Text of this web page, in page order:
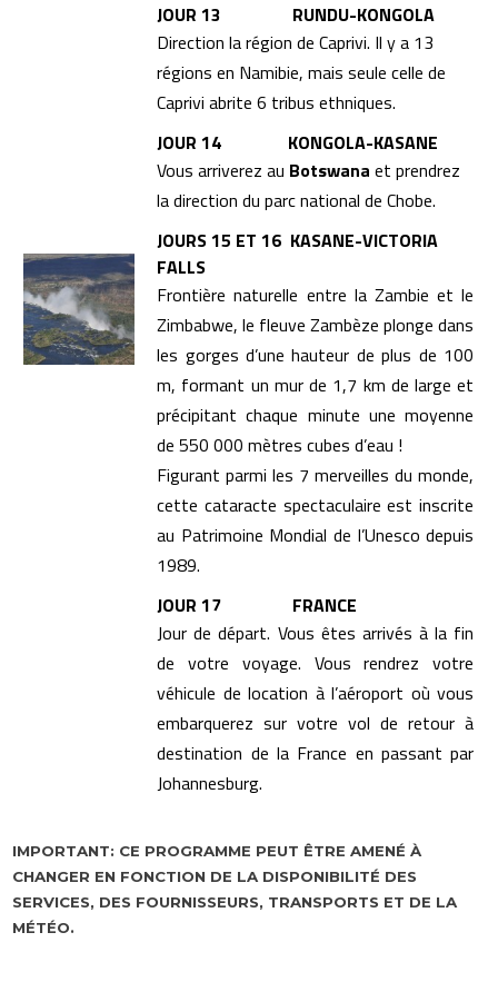
JOUR 13 RUNDU-KONGOLA
Direction la région de Caprivi. Il y a 13
régions en Namibie, mais seule celle de
Caprivi abrite 6 tribus ethniques.
JOUR 14 KONGOLA-KASANE
Vous arriverez au Botswana et prendrez
la direction du parc national de Chobe.
JOURS 15 ET 16 KASANE-VICTORIA
FALLS
Frontière naturelle entre la Zambie et le
Zimbabwe, le fleuve Zambèze plonge dans
les gorges d’une hauteur de plus de 100
m, formant un mur de 1,7 km de large et
précipitant chaque minute une moyenne
de 550 000 mètres cubes d’eau !
Figurant parmi les 7 merveilles du monde,
cette cataracte spectaculaire est inscrite
au Patrimoine Mondial de l’Unesco depuis
1989.
JOUR 17 FRANCE
Jour de départ. Vous êtes arrivés à la fin
de votre voyage. Vous rendrez votre
véhicule de location à l’aéroport où vous
embarquerez sur votre vol de retour à
destination de la France en passant par
Johannesburg.
IMPORTANT: CE PROGRAMME PEUT ÊTRE AMENÉ À
CHANGER EN FONCTION DE LA DISPONIBILITÉ DES
SERVICES, DES FOURNISSEURS, TRANSPORTS ET DE LA
MÉTÉO.